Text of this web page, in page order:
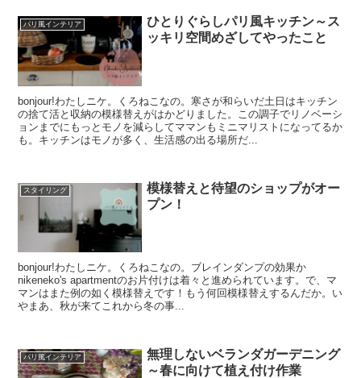
パリ風インテリア
ひとりぐらしパリ風キッチン～ス
ッキリ空間めざしてやったこと
bonjour!わたしニケ。くろねこなの。寒さが和らいだ土日はキッチン
の捨て活と収納の模様替えがはかどりました。この調子でリノベーシ
ョンまでにもっとモノを減らしてママンもミニマリストになってるか
も。キッチンはモノが多く、生活感の出る場所だ...
スタイリング
模様替えと待望のショップがオー
プン！
bonjour!わたしニケ。くろねこなの。ブレインダンプの効果か
nikeneko's apartmentのお片付けは着々と進められています。で、マ
マンはまた例の如く模様替えです！もう何回模様替えするんだか。い
やまあ、秋が来てこれから冬の事...
パリ風インテリア
無理しないベランダガーデニング
～春に向けて植え付け作業